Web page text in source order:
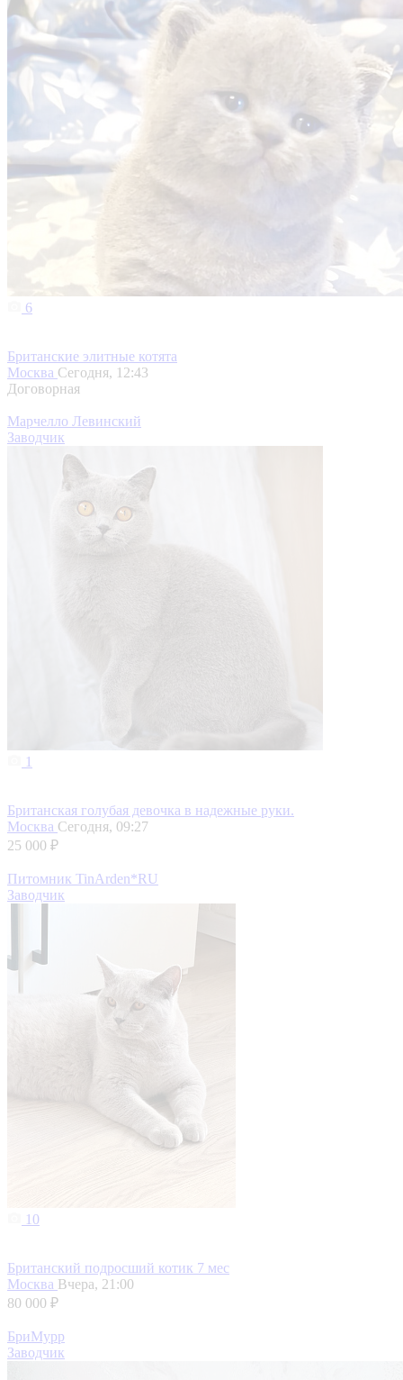
6
Британские элитные котята
Москва Сегодня, 12:43
Договорная
Марчелло Левинский
Заводчик
1
Британская голубая девочка в надежные руки.
Москва Сегодня, 09:27
25 000 ₽
Питомник TinArden*RU
Заводчик
10
Британский подросший котик 7 мес
Москва Вчера, 21:00
80 000 ₽
БриМурр
Заводчик